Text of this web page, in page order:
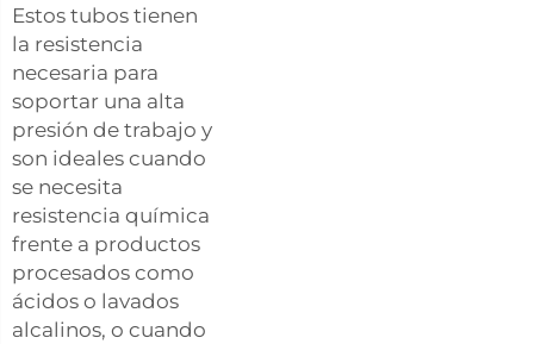
Estos tubos tienen
la resistencia
necesaria para
soportar una alta
presión de trabajo y
son ideales cuando
se necesita
resistencia química
frente a productos
procesados como
ácidos o lavados
alcalinos, o cuando